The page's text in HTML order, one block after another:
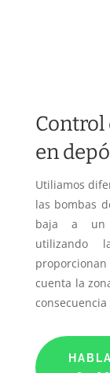
Control
en
Utiliamos
las bombas
baja a un
utilizando
cuenta la